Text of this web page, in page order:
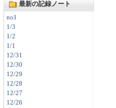
最新の記録ノート
no1
1/3
1/2
1/1
12/31
12/30
12/29
12/28
12/27
12/26